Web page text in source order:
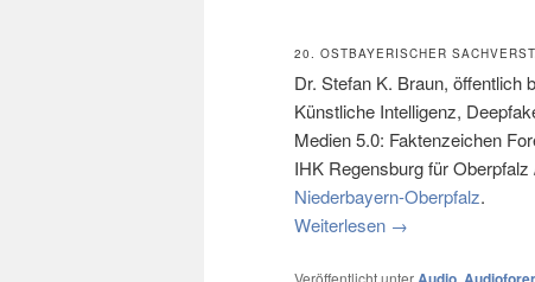
20. OSTBAYERISCHER
Dr. Stefan K. Braun, öffentlich
Künstliche Intelligenz,
Medien 5.0: Faktenzeichen
IHK Regensburg für
Niederbayern-Oberpfalz.
Weiterlesen →
Veröffentlicht unter ,